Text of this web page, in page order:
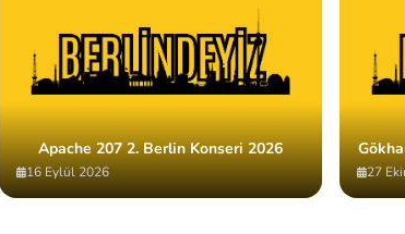
Apache 207 2. Berlin Konseri 2026
16 Eylül 2026 27